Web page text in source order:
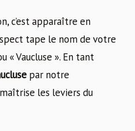
c’est apparaître en
tape le nom de votre
« Vaucluse ». En tant
par notre
les leviers du